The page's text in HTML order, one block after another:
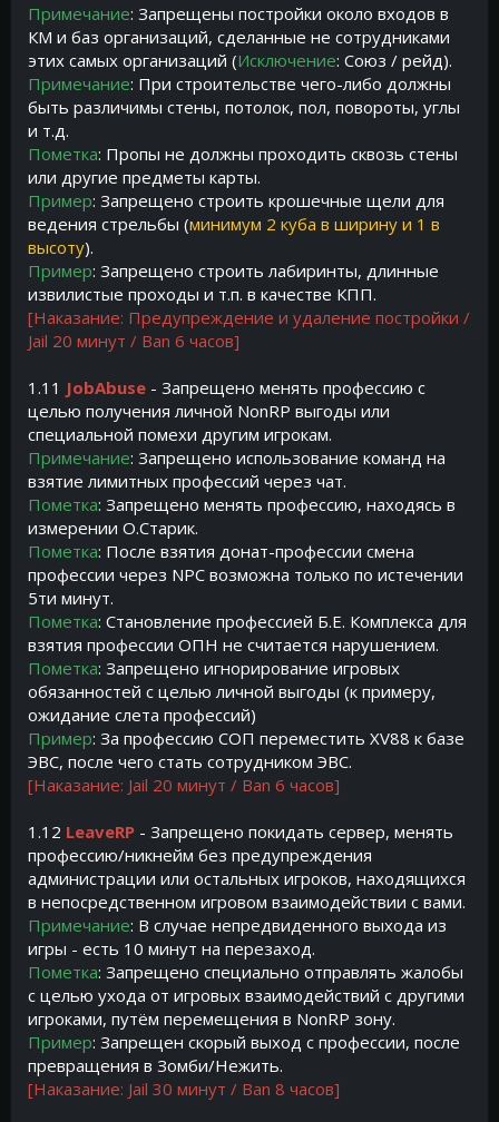
Примечание: Запрещены постройки около входов в
КМ и баз организаций, сделанные не сотрудниками
этих самых организаций (Исключение: Союз / рейд).
Примечание: При строительстве чего-либо должны
быть различимы стены, потолок, пол, повороты, углы
и т.д.
Пометка: Пропы не должны проходить сквозь стены
или другие предметы карты.
Пример: Запрещено строить крошечные щели для
ведения стрельбы (минимум 2 куба в ширину и 1 в
высоту).
Пример: Запрещено строить лабиринты, длинные
извилистые проходы и т.п. в качестве КПП.
[Наказание: Предупреждение и удаление постройки /
Jail 20 минут / Ban 6 часов]
1.11 JobAbuse - Запрещено менять профессию с
целью получения личной NonRP выгоды или
специальной помехи другим игрокам.
Примечание: Запрещено использование команд на
взятие лимитных профессий через чат.
Пометка: Запрещено менять профессию, находясь в
измерении О.Старик.
Пометка: После взятия донат-профессии смена
профессии через NPC возможна только по истечении
5ти минут.
Пометка: Становление профессией Б.Е. Комплекса для
взятия профессии ОПН не считается нарушением.
Пометка: Запрещено игнорирование игровых
обязанностей с целью личной выгоды (к примеру,
ожидание слета профессий)
Пример: За профессию СОП переместить XV88 к базе
ЭВС, после чего стать сотрудником ЭВС.
[Наказание: Jail 20 минут / Ban 6 часов]
1.12 LeaveRP - Запрещено покидать сервер, менять
профессию/никнейм без предупреждения
администрации или остальных игроков, находящихся
в непосредственном игровом взаимодействии с вами.
Примечание: В случае непредвиденного выхода из
игры - есть 10 минут на перезаход.
Пометка: Запрещено специально отправлять жалобы
с целью ухода от игровых взаимодействий с другими
игроками, путём перемещения в NonRP зону.
Пример: Запрещен скорый выход с профессии, после
превращения в Зомби/Нежить.
[Наказание: Jail 30 минут / Ban 8 часов]